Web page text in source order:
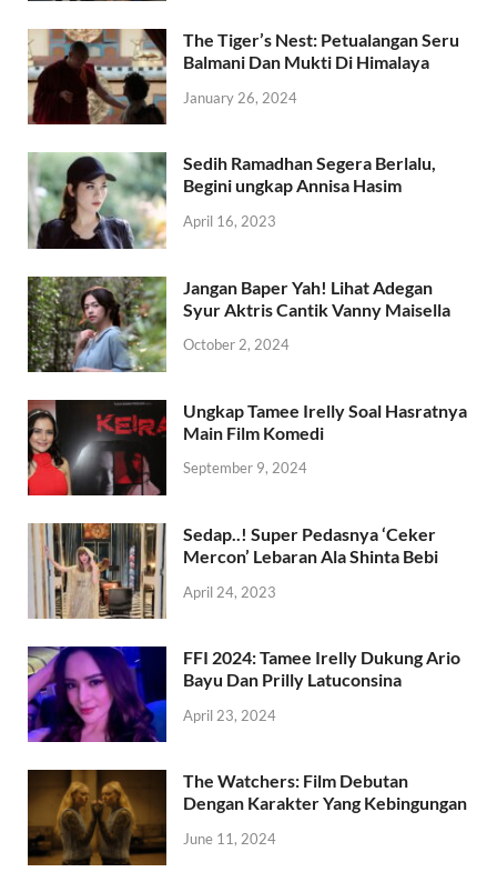
The Tiger’s Nest: Petualangan Seru
Balmani Dan Mukti Di Himalaya
January 26, 2024
Sedih Ramadhan Segera Berlalu,
Begini ungkap Annisa Hasim
April 16, 2023
Jangan Baper Yah! Lihat Adegan
Syur Aktris Cantik Vanny Maisella
October 2, 2024
Ungkap Tamee Irelly Soal Hasratnya
Main Film Komedi
September 9, 2024
Sedap..! Super Pedasnya ‘Ceker
Mercon’ Lebaran Ala Shinta Bebi
April 24, 2023
FFI 2024: Tamee Irelly Dukung Ario
Bayu Dan Prilly Latuconsina
April 23, 2024
The Watchers: Film Debutan
Dengan Karakter Yang Kebingungan
June 11, 2024